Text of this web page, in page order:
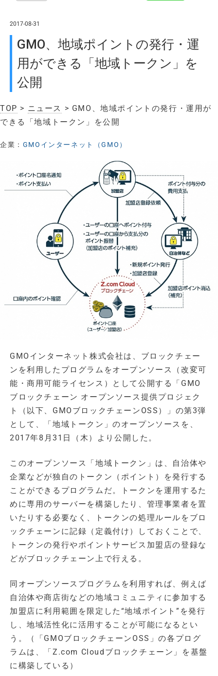
2017-08-31
GMO、地域ポイントの発行・運
用ができる「地域トークン」を
公開
TOP > ニュース > GMO、地域ポイントの発行・運用が
できる「地域トークン」を公開
企業： GMOインターネット（GMO）
GMOインターネット株式会社は、ブロックチェー
ンを利用したプログラムをオープンソース（改変可
能・商用可能ライセンス）として公開する「GMO
ブロックチェーン オープンソース提供プロジェク
ト（以下、GMOブロックチェーンOSS）」の第3弾
として、「地域トークン」のオープンソースを、
2017年8月31日（木）より公開した。
このオープンソース「地域トークン」は、自治体や
企業などが独自のトークン（ポイント）を発行する
ことができるプログラムだ。トークンを運用するた
めに専用のサーバーを構築したり、管理事業者を置
いたりする必要なく、トークンの処理ルールをブロ
ックチェーンに記録（定義付け）しておくことで、
トークンの発行やポイントサービス加盟店の登録な
どがブロックチェーン上で行える。
同オープンソースプログラムを利用すれば、例えば
自治体や商店街などの地域コミュニティに参加する
加盟店に利用範囲を限定した“地域ポイント”を発行
し、地域活性化に活用することが可能になるとい
う。（「GMOブロックチェーンOSS」の各プログ
ラムは、「Z.com Cloudブロックチェーン」を基盤
に構築している）